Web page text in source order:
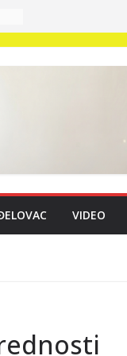
VIDEO